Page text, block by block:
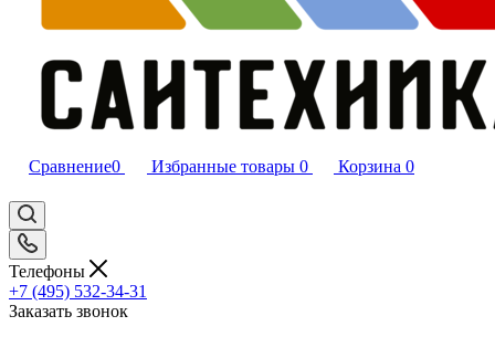
Сравнение0 Избранные товары 0 Корзина 0
Телефоны
+7 (495) 532‑34‑31
Заказать звонок